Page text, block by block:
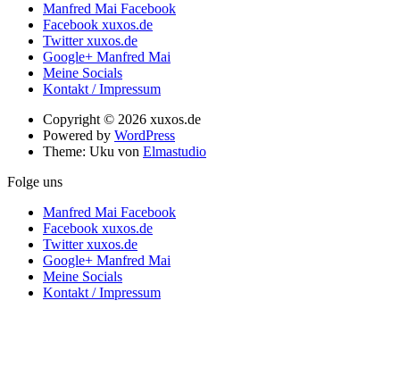
Manfred Mai Facebook
Facebook xuxos.de
Twitter xuxos.de
Google+ Manfred Mai
Meine Socials
Kontakt / Impressum
Copyright © 2026 xuxos.de
Powered by WordPress
Theme: Uku von Elmastudio
Folge uns
Manfred Mai Facebook
Facebook xuxos.de
Twitter xuxos.de
Google+ Manfred Mai
Meine Socials
Kontakt / Impressum